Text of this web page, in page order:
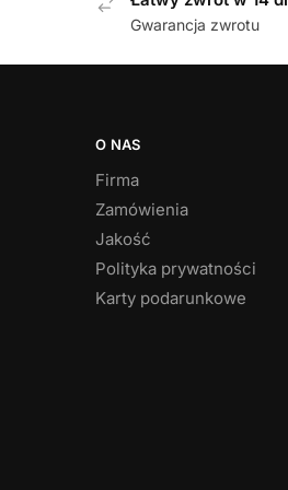
Gwarancja zwrotu
O NAS
Firma
Zamówienia
Jakość
Polityka prywatności
Karty podarunkowe